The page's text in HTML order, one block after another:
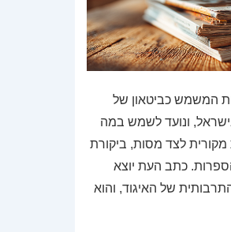
המשמש כביטאון של
ונועד לשמש במה
לצד מסות, ביקורת
כתב העת יוצא
של האיגוד, והוא